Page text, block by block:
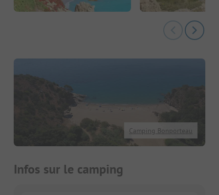
Camping Bonporteau
Infos sur le camping